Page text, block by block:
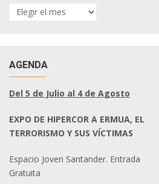
HISTÓRICO
DE
AGENDA
Del 5 de Julio al 4 de Agosto
EXPO DE HIPERCOR A ERMUA, EL
TERRORISMO Y SUS VÍCTIMAS
Espacio Joven Santander. Entrada
Gratuita